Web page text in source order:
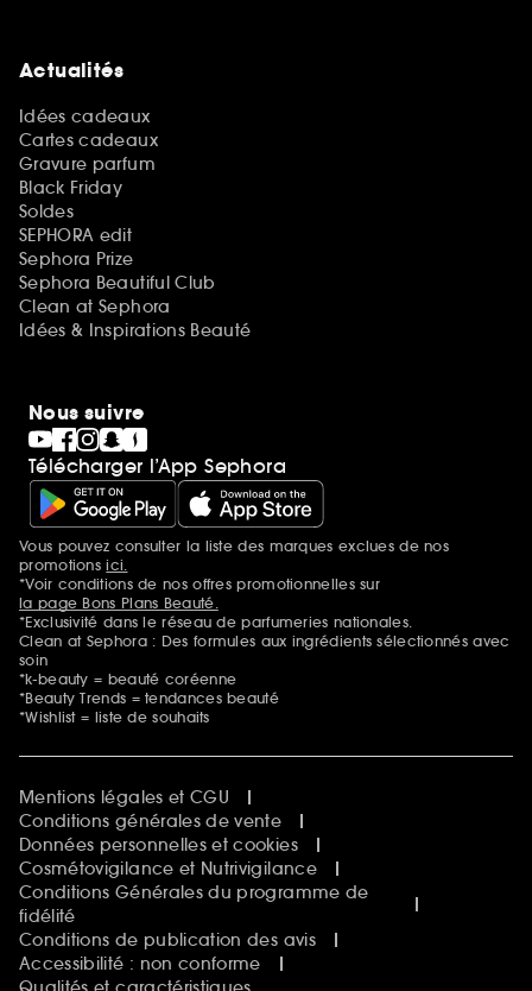
Actualités
Idées cadeaux
Cartes cadeaux
Gravure parfum
Black Friday
Soldes
SEPHORA edit
Sephora Prize
Sephora Beautiful Club
Clean at Sephora
Idées & Inspirations Beauté
Nous suivre
Télécharger l’App Sephora
Mentions additionnelles
Vous pouvez consulter la liste des marques exclues de nos
promotionsici.
*Voir conditions de nos offres promotionnelles sur
la page Bons Plans Beauté.
*Exclusivité dans le réseau de parfumeries nationales.
Clean at Sephora : Des formules aux ingrédients sélectionnés avec
soin
*k-beauty = beauté coréenne
*Beauty Trends = tendances beauté
*Wishlist = liste de souhaits
Mentions légales et CGU
Conditions générales de vente
Données personnelles et cookies
Cosmétovigilance et Nutrivigilance
Conditions Générales du programme de
fidélité
Conditions de publication des avis
Accessibilité : non conforme